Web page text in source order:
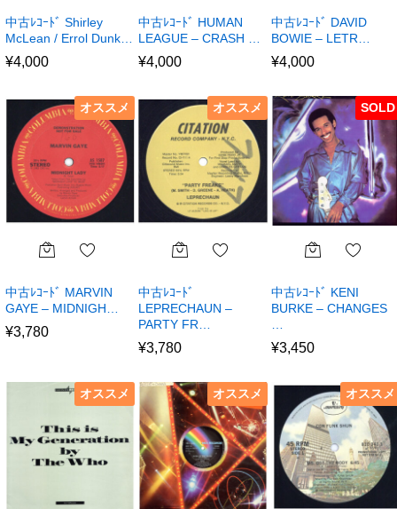
中古ﾚｺｰﾄﾞ Shirley
McLean / Errol Dunk…
¥4,000
中古ﾚｺｰﾄﾞ HUMAN
LEAGUE – CRASH …
¥4,000
中古ﾚｺｰﾄﾞ DAVID
BOWIE – LETR…
¥4,000
オススメ
中古ﾚｺｰﾄﾞ MARVIN
GAYE – MIDNIGH…
¥3,780
オススメ
中古ﾚｺｰﾄﾞ
LEPRECHAUN –
PARTY FR…
¥3,780
SOLD
中古ﾚｺｰﾄﾞ KENI
BURKE – CHANGES
¥3,450
オススメ オススメ オススメ